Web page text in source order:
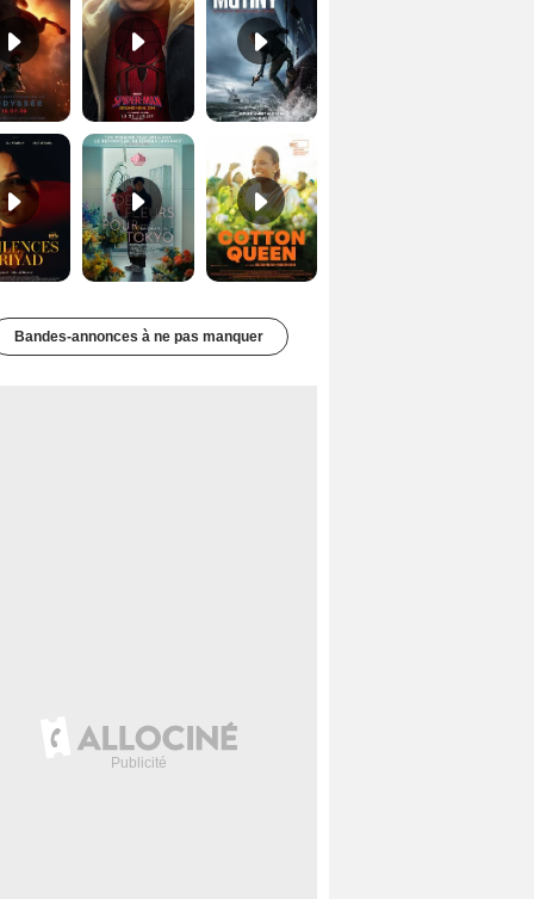
Les Silences de Riyad Bande-annonce VO STFR Cotton Queen Bande-annonce VO STFR
Bandes-annonces à ne pas manquer